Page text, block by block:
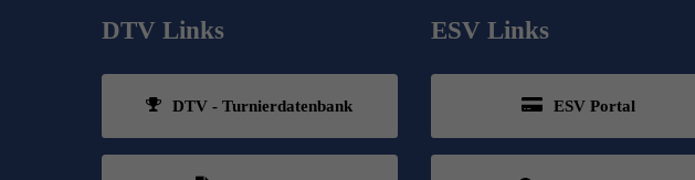
DTV Links
DTV - Turnierdatenbank
ESV Links
ESV Portal